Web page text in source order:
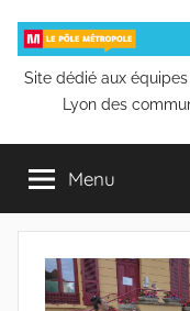
contenu
Pôle
de
la
Site dédié aux
Lyon des
Menu